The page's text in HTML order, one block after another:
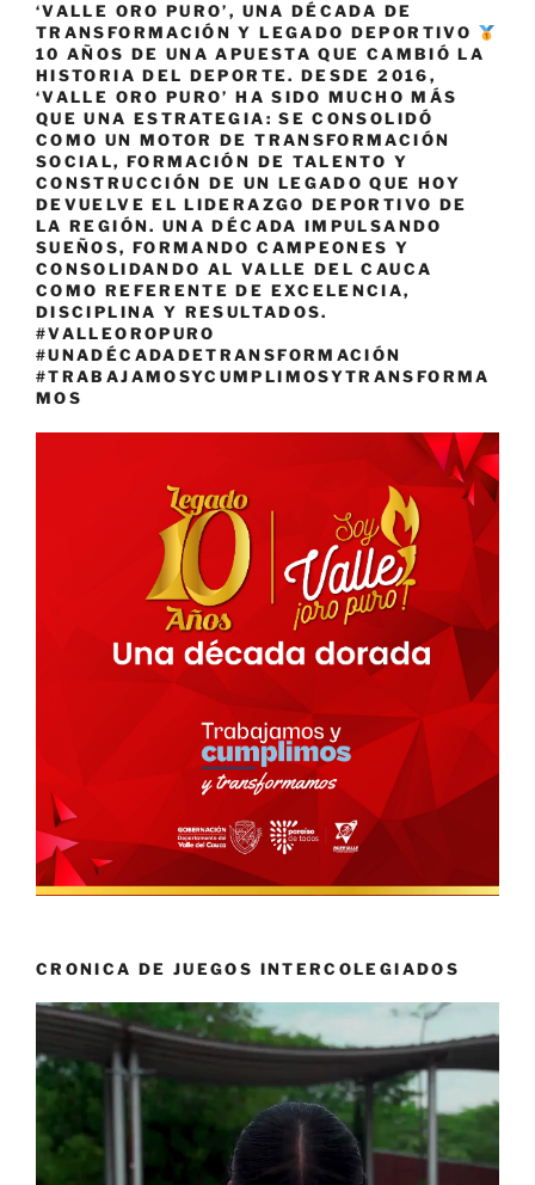
‘VALLE ORO PURO’, UNA DÉCADA DE
TRANSFORMACIÓN Y LEGADO DEPORTIVO
10 AÑOS DE UNA APUESTA QUE CAMBIÓ LA
HISTORIA DEL DEPORTE. DESDE 2016,
‘VALLE ORO PURO’ HA SIDO MUCHO MÁS
QUE UNA ESTRATEGIA: SE CONSOLIDÓ
COMO UN MOTOR DE TRANSFORMACIÓN
SOCIAL, FORMACIÓN DE TALENTO Y
CONSTRUCCIÓN DE UN LEGADO QUE HOY
DEVUELVE EL LIDERAZGO DEPORTIVO DE
LA REGIÓN. UNA DÉCADA IMPULSANDO
SUEÑOS, FORMANDO CAMPEONES Y
CONSOLIDANDO AL VALLE DEL CAUCA
COMO REFERENTE DE EXCELENCIA,
DISCIPLINA Y RESULTADOS.
#VALLEOROPURO
#UNADÉCADADETRANSFORMACIÓN
#TRABAJAMOSYCUMPLIMOSYTRANSFORMA
MOS
CRONICA DE JUEGOS INTERCOLEGIADOS
Reproductor
vídeo